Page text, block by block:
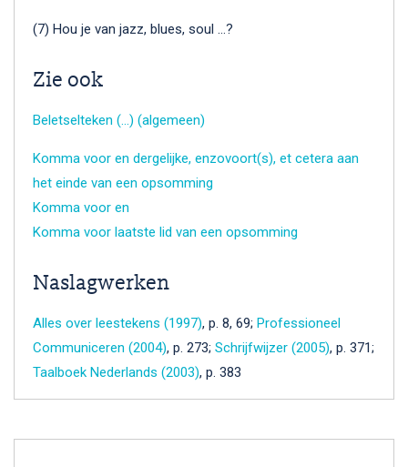
(7) Hou je van jazz, blues, soul …?
Zie ook
Beletselteken (…) (algemeen)
Komma voor en dergelijke, enzovoort(s), et cetera aan
het einde van een opsomming
Komma voor en
Komma voor laatste lid van een opsomming
Naslagwerken
Alles over leestekens (1997), p. 8, 69; Professioneel
Communiceren (2004), p. 273; Schrijfwijzer (2005), p. 371;
Taalboek Nederlands (2003), p. 383